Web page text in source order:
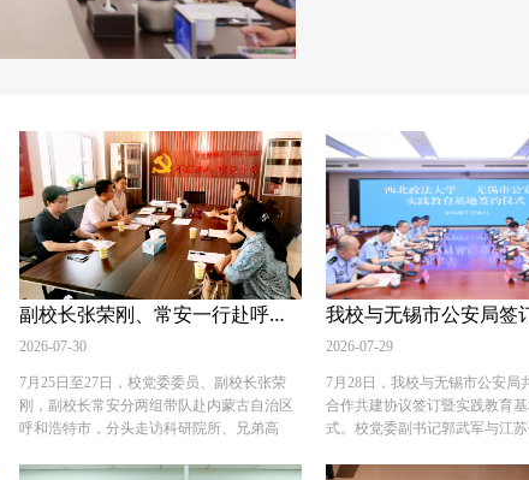
副校长张荣刚、常安一行赴呼和浩特调研交流，深化校际校地合作
2026-07-30
7月25日至27日，校党委委员、副校长张荣
刚，副校长常安分两组带队赴内蒙古自治区
呼和浩特市，分头走访科研院所、兄弟高
作。 25日上午，常安带队到访自治区社科
2026-07-29
7月28日，我校与无锡市公安局
合作共建协议签订暨实践教育
式。校党委副书记郭武军与江
委书记、局长谭永生代表双方共